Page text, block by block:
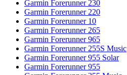
Garmin Forerunner 230
Garmin Forerunner 220
Garmin Forerunner 10
Garmin Forerunner 265
Garmin Forerunner 965
Garmin Forerunner 255S Music
Garmin Forerunner 955 Solar
Garmin Forerunner 955